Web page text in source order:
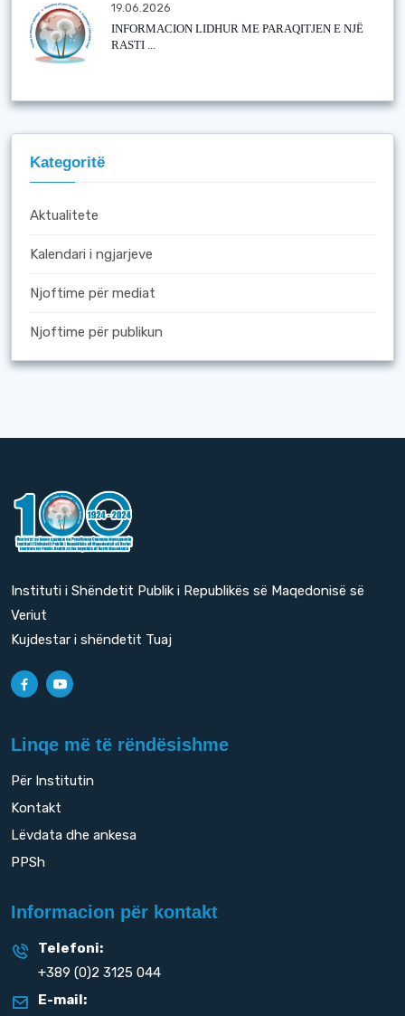
19.06.2026
INFORMACION LIDHUR ME PARAQITJEN E NJË
RASTI ...
Kategoritë
Aktualitete
Kalendari i ngjarjeve
Njoftime për mediat
Njoftime për publikun
Instituti i Shëndetit Publik i Republikës së Maqedonisë së
Veriut
Kujdestar i shëndetit Tuaj
Linqe më të rëndësishme
Për Institutin
Kontakt
Lëvdata dhe ankesa
PPSh
Informacion për kontakt
Telefoni:
+389 (0)2 3125 044
E-mail: